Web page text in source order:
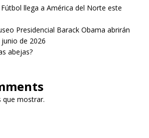
llega a América del Norte este
Presidencial Barack Obama abrirán
de 2026
abejas?
que mostrar.